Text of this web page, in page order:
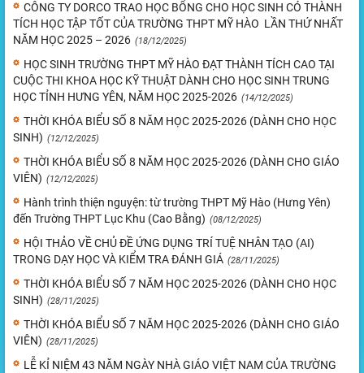
CÔNG TY DORCO TRAO HỌC BỔNG CHO HỌC SINH CÓ THÀNH
TÍCH HỌC TẬP TỐT CỦA TRƯỜNG THPT MỸ HÀO LẦN THỨ NHẤT
NĂM HỌC 2025 – 2026 (18/12/2025)
HỌC SINH TRƯỜNG THPT MỸ HÀO ĐẠT THÀNH TÍCH CAO TẠI
CUỘC THI KHOA HỌC KỸ THUẬT DÀNH CHO HỌC SINH TRUNG
HỌC TỈNH HƯNG YÊN, NĂM HỌC 2025-2026 (14/12/2025)
THỜI KHÓA BIỂU SỐ 8 NĂM HỌC 2025-2026 (DÀNH CHO HỌC
SINH) (12/12/2025)
THỜI KHÓA BIỂU SỐ 8 NĂM HỌC 2025-2026 (DÀNH CHO GIÁO
VIÊN) (12/12/2025)
Hành trình thiện nguyện: từ trường THPT Mỹ Hào (Hưng Yên)
đến Trường THPT Lục Khu (Cao Bằng) (08/12/2025)
HỘI THẢO VỀ CHỦ ĐỀ ỨNG DỤNG TRÍ TUỆ NHÂN TẠO (AI)
TRONG DẠY HỌC VÀ KIỂM TRA ĐÁNH GIÁ (28/11/2025)
THỜI KHÓA BIỂU SỐ 7 NĂM HỌC 2025-2026 (DÀNH CHO HỌC
SINH) (28/11/2025)
THỜI KHÓA BIỂU SỐ 7 NĂM HỌC 2025-2026 (DÀNH CHO GIÁO
VIÊN) (28/11/2025)
LỄ KỈ NIỆM 43 NĂM NGÀY NHÀ GIÁO VIỆT NAM CỦA TRƯỜNG